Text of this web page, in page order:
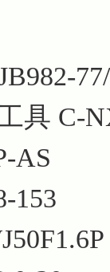
具 C-
AS
153